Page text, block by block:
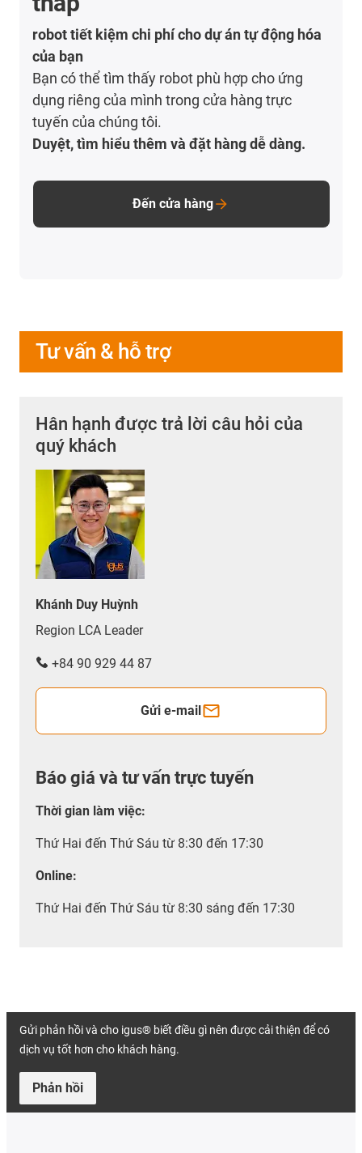
robot tiết kiệm chi phí cho dự án tự động hóa
của bạn
Bạn có thể tìm thấy robot phù hợp cho ứng
dụng riêng của mình trong cửa hàng trực
tuyến của chúng tôi.
Duyệt, tìm hiểu thêm và đặt hàng dễ dàng.
Đến cửa hàng
Tư vấn & hỗ trợ
Hân hạnh được trả lời câu hỏi của
quý khách
Khánh Duy Huỳnh
Region LCA Leader
+84 90 929 44 87
Gửi e-mail
Báo giá và tư vấn trực tuyến
Thời gian làm việc:
Thứ Hai đến Thứ Sáu từ 8:30 đến 17:30
Online:
Thứ Hai đến Thứ Sáu từ 8:30 sáng đến 17:30
Gửi phản hồi và cho igus® biết điều gì nên được cải thiện để có
dịch vụ tốt hơn cho khách hàng.
Phản hồi